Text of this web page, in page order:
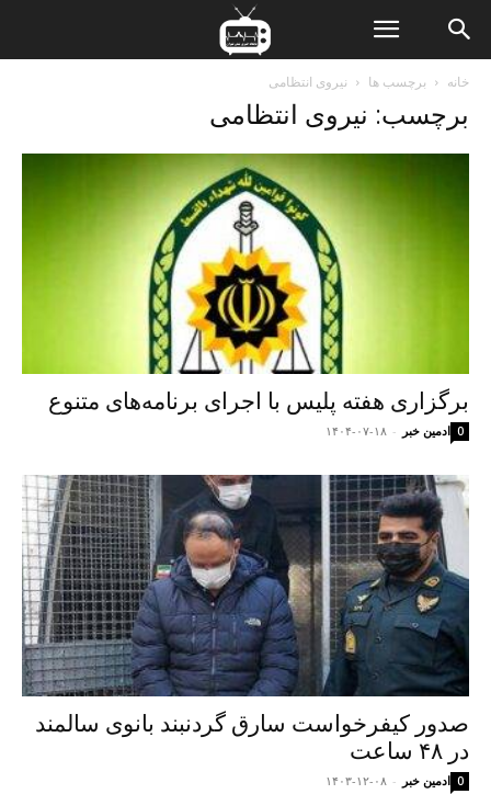
خانه برچسب ها نیروی انتظامی
برچسب: نیروی انتظامی
برگزاری هفته پلیس با اجرای برنامه‌های متنوع
ادمین خبر - ۱۴۰۴-۰۷-۱۸ 0
صدور کیفرخواست سارق گردنبند بانوی سالمند
در ۴۸ ساعت
ادمین خبر - ۱۴۰۳-۱۲-۰۸ 0